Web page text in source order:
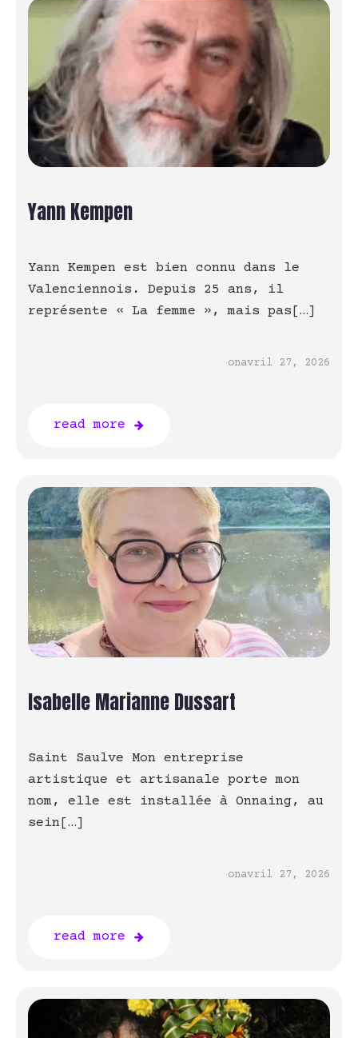
Yann Kempen
Yann Kempen est bien connu dans le
Valenciennois. Depuis 25 ans, il
représente « La femme », mais pas[…]
onavril 27, 2026
read more
Isabelle Marianne Dussart
Saint Saulve Mon entreprise
artistique et artisanale porte mon
nom, elle est installée à Onnaing, au
sein[…]
onavril 27, 2026
read more